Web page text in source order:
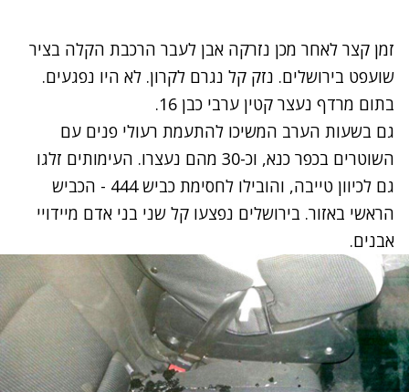
זמן קצר לאחר מכן נזרקה אבן לעבר הרכבת הקלה בציר
שועפט בירושלים. נזק קל נגרם לקרון. לא היו נפגעים.
בתום מרדף נעצר קטין ערבי כבן 16.
גם בשעות הערב המשיכו להתעמת רעולי פנים עם
השוטרים בכפר כנא, וכ-30 מהם נעצרו. העימותים זלגו
גם לכיוון טייבה, והובילו לחסימת כביש 444 - הכביש
הראשי באזור. בירושלים נפצעו קל שני בני אדם מיידויי
אבנים.